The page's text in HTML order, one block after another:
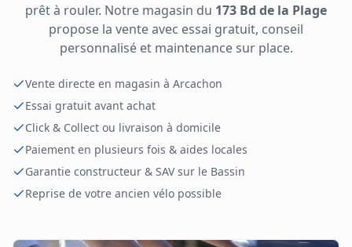
prêt à rouler. Notre magasin du 173 Bd de la Plage
propose la vente avec essai gratuit, conseil
personnalisé et maintenance sur place.
Vente directe en magasin à Arcachon
Essai gratuit avant achat
Click & Collect ou livraison à domicile
Paiement en plusieurs fois & aides locales
Garantie constructeur & SAV sur le Bassin
Reprise de votre ancien vélo possible